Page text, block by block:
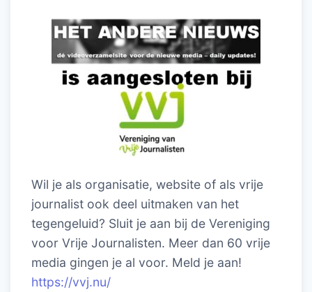
Wil je als organisatie, website of als vrije
journalist ook deel uitmaken van het
tegengeluid? Sluit je aan bij de Vereniging
voor Vrije Journalisten. Meer dan 60 vrije
media gingen je al voor. Meld je aan!
https://vvj.nu/